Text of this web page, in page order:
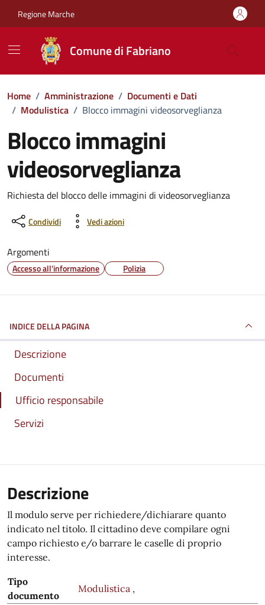
Regione Marche
Comune di Fabriano
Home / Amministrazione / Documenti e Dati
/ Modulistica / Blocco immagini videosorveglianza
Blocco immagini
videosorveglianza
Dettagli del documento
Richiesta del blocco delle immagini di videosorveglianza
Condividi Vedi azioni
Argomenti
Accesso all'informazione Polizia
INDICE DELLA PAGINA
Descrizione
Documenti
Ufficio responsabile
Servizi
Descrizione
Il modulo serve per richiedere/dichiarare quanto
indicato nel titolo. Il cittadino deve compilare ogni
campo richiesto e/o barrare le caselle di proprio
interesse.
Tipo
documento
Modulistica ,